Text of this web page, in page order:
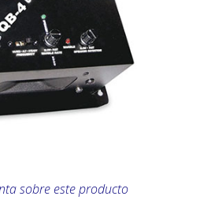
sobre este producto